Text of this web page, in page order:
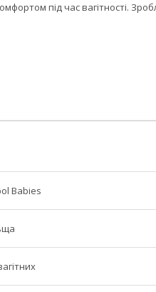
під час вагітності.
Babies